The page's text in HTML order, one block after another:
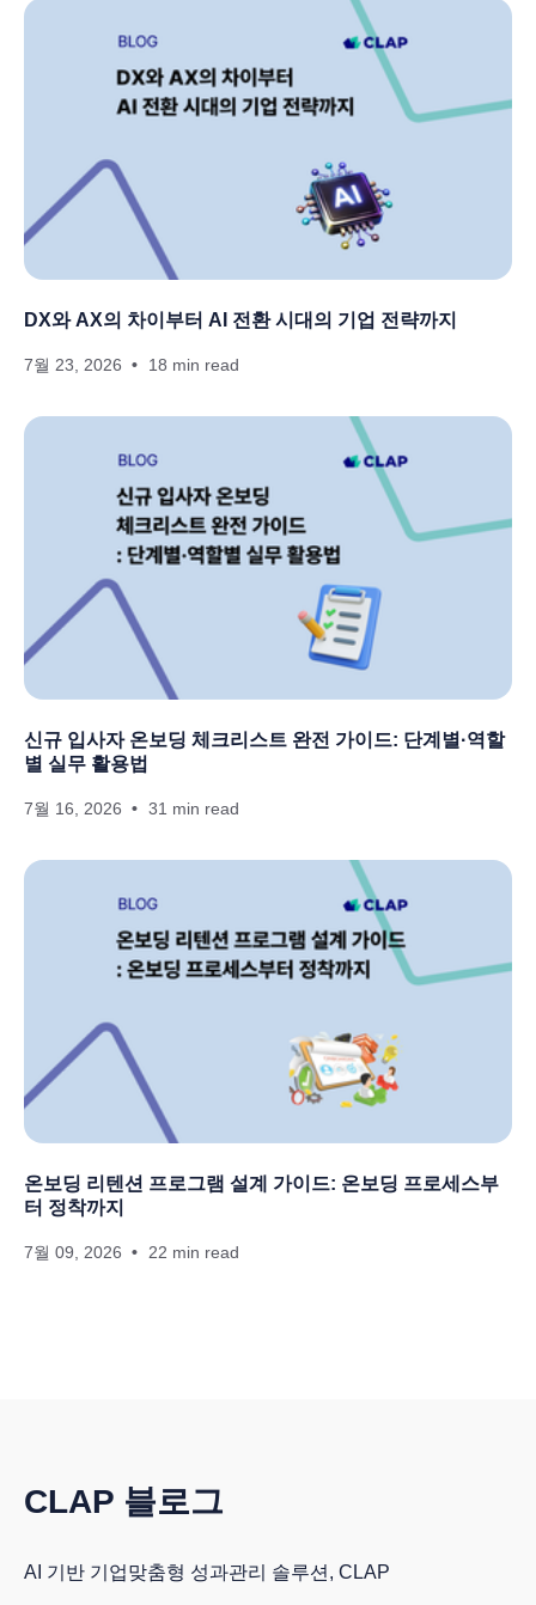
DX와 AX의 차이부터 AI 전환 시대의 기업 전략까지
7월 23, 2026 18 min read
신규 입사자 온보딩 체크리스트 완전 가이드: 단계별·역할
별 실무 활용법
7월 16, 2026 31 min read
온보딩 리텐션 프로그램 설계 가이드: 온보딩 프로세스부
터 정착까지
7월 09, 2026 22 min read
CLAP 블로그
AI 기반 기업맞춤형 성과관리 솔루션, CLAP